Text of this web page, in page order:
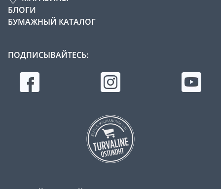
БЛОГИ
БУМАЖНЫЙ КАТАЛОГ
ПОДПИСЫВАЙТЕСЬ: